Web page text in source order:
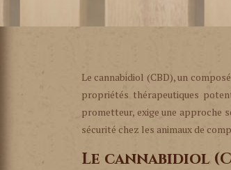
Le cannabidiol (CBD), un
propriétés thérapeutiques
prometteur, exige une approche
sécurité chez les animaux de
Le cannabidiol